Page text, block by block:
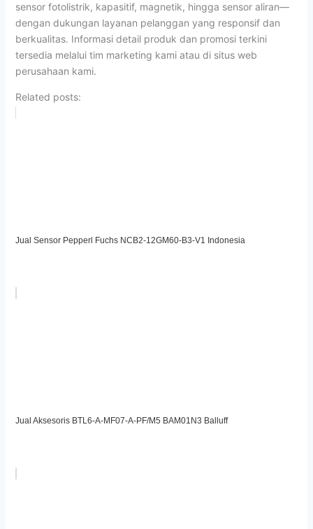
sensor fotolistrik, kapasitif, magnetik, hingga sensor aliran—
dengan dukungan layanan pelanggan yang responsif dan
berkualitas. Informasi detail produk dan promosi terkini
tersedia melalui tim marketing kami atau di situs web
perusahaan kami.
Related posts:
Jual Sensor Pepperl Fuchs NCB2-12GM60-B3-V1 Indonesia
Jual Aksesoris BTL6-A-MF07-A-PF/M5 BAM01N3 Balluff